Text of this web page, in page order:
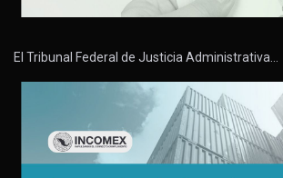
El Tribunal Federal de Justicia Administrativa…